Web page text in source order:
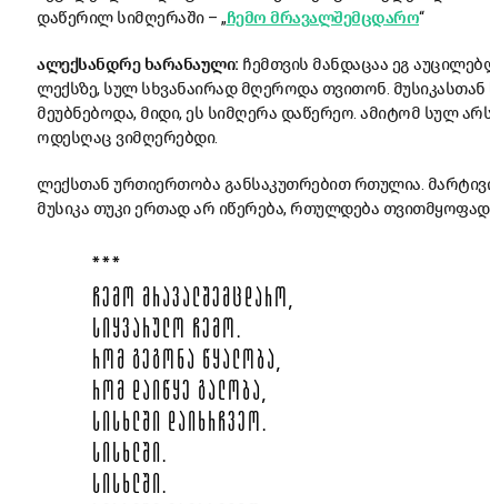
დაწერილ სიმღერაში – „ჩემო მრავალშემცდარო“
ალექსანდრე ხარანაული: ჩემთვის მანდაცაა ეგ
ლექსზე, სულ სხვანაირად მღეროდა თვითონ.
მეუბნებოდა, მიდი, ეს სიმღერა დაწერეო. ამიტომ სულ
ოდესღაც ვიმღერებდი.
ლექსთან ურთიერთობა განსაკუთრებით რთულია.
მუსიკა თუკი ერთად არ იწერება, რთულდება
***
ᲩᲔᲛᲝ ᲛᲠᲐᲕᲐᲚᲨᲔᲛᲪᲓᲐᲠᲝ,
ᲡᲘᲧᲕᲐᲠᲣᲚᲝ ᲩᲔᲛᲝ.
ᲠᲝᲛ ᲒᲔᲒᲝᲜᲐ ᲬᲧᲐᲚᲝᲑᲐ,
ᲠᲝᲛ ᲓᲐᲘᲬᲧᲔ ᲒᲐᲚᲝᲑᲐ,
ᲡᲘᲡᲮᲚᲨᲘ ᲓᲐᲘᲮᲠᲩᲕᲔᲝ.
ᲡᲘᲡᲮᲚᲨᲘ.
ᲡᲘᲡᲮᲚᲨᲘ.